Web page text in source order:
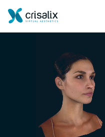
Bác sĩ phẫu thuật
Nền tảng kinh doanh 3D